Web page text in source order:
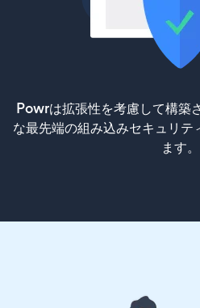
Powrは拡張性を考慮して構築
な最先端の組み込みセキュリ
ます。